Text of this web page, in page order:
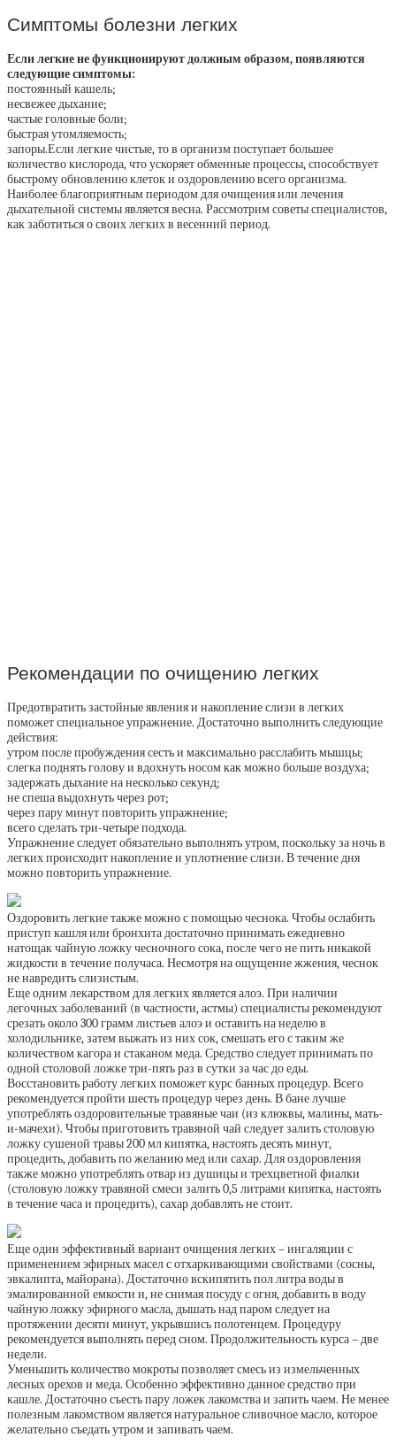
Симптомы болезни легких
Если легкие не функционируют должным образом, появляются
следующие симптомы:
постоянный кашель;
несвежее дыхание;
частые головные боли;
быстрая утомляемость;
запоры.Если легкие чистые, то в организм поступает большее
количество кислорода, что ускоряет обменные процессы, способствует
быстрому обновлению клеток и оздоровлению всего организма.
Наиболее благоприятным периодом для очищения или лечения
дыхательной системы является весна. Рассмотрим советы специалистов,
как заботиться о своих легких в весенний период.
Рекомендации по очищению легких
Предотвратить застойные явления и накопление слизи в легких
поможет специальное упражнение. Достаточно выполнить следующие
действия:
утром после пробуждения сесть и максимально расслабить мышцы;
слегка поднять голову и вдохнуть носом как можно больше воздуха;
задержать дыхание на несколько секунд;
не спеша выдохнуть через рот;
через пару минут повторить упражнение;
всего сделать три-четыре подхода.
Упражнение следует обязательно выполнять утром, поскольку за ночь в
легких происходит накопление и уплотнение слизи. В течение дня
можно повторить упражнение.
Оздоровить легкие также можно с помощью чеснока. Чтобы ослабить
приступ кашля или бронхита достаточно принимать ежедневно
натощак чайную ложку чесночного сока, после чего не пить никакой
жидкости в течение получаса. Несмотря на ощущение жжения, чеснок
не навредить слизистым.
Еще одним лекарством для легких является алоэ. При наличии
легочных заболеваний (в частности, астмы) специалисты рекомендуют
срезать около 300 грамм листьев алоэ и оставить на неделю в
холодильнике, затем выжать из них сок, смешать его с таким же
количеством кагора и стаканом меда. Средство следует принимать по
одной столовой ложке три-пять раз в сутки за час до еды.
Восстановить работу легких поможет курс банных процедур. Всего
рекомендуется пройти шесть процедур через день. В бане лучше
употреблять оздоровительные травяные чаи (из клюквы, малины, мать-
и-мачехи). Чтобы приготовить травяной чай следует залить столовую
ложку сушеной травы 200 мл кипятка, настоять десять минут,
процедить, добавить по желанию мед или сахар. Для оздоровления
также можно употреблять отвар из душицы и трехцветной фиалки
(столовую ложку травяной смеси залить 0,5 литрами кипятка, настоять
в течение часа и процедить), сахар добавлять не стоит.
Еще один эффективный вариант очищения легких – ингаляции с
применением эфирных масел с отхаркивающими свойствами (сосны,
эвкалипта, майорана). Достаточно вскипятить пол литра воды в
эмалированной емкости и, не снимая посуду с огня, добавить в воду
чайную ложку эфирного масла, дышать над паром следует на
протяжении десяти минут, укрывшись полотенцем. Процедуру
рекомендуется выполнять перед сном. Продолжительность курса – две
недели.
Уменьшить количество мокроты позволяет смесь из измельченных
лесных орехов и меда. Особенно эффективно данное средство при
кашле. Достаточно съесть пару ложек лакомства и запить чаем. Не менее
полезным лакомством является натуральное сливочное масло, которое
желательно съедать утром и запивать чаем.